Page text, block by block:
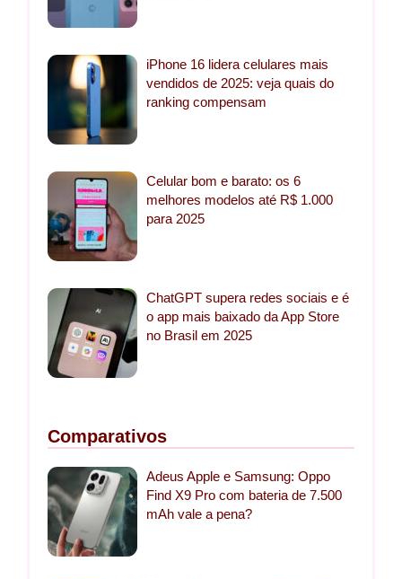
iPhone 16 lidera celulares mais
vendidos de 2025: veja quais do
ranking compensam
Celular bom e barato: os 6
melhores modelos até R$ 1.000
para 2025
ChatGPT supera redes sociais e é
o app mais baixado da App Store
no Brasil em 2025
Comparativos
Adeus Apple e Samsung: Oppo
Find X9 Pro com bateria de 7.500
mAh vale a pena?